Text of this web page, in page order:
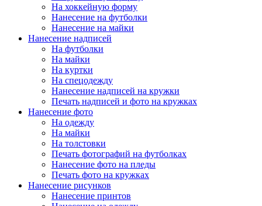
На хоккейную форму
Нанесение на футболки
Нанесение на майки
Нанесение надписей
На футболки
На майки
На куртки
На спецодежду
Нанесение надписей на кружки
Печать надписей и фото на кружках
Нанесение фото
На одежду
На майки
На толстовки
Печать фотографий на футболках
Нанесение фото на пледы
Печать фото на кружках
Нанесение рисунков
Нанесение принтов